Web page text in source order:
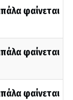
φαίνεται
φαίνεται
φαίνεται